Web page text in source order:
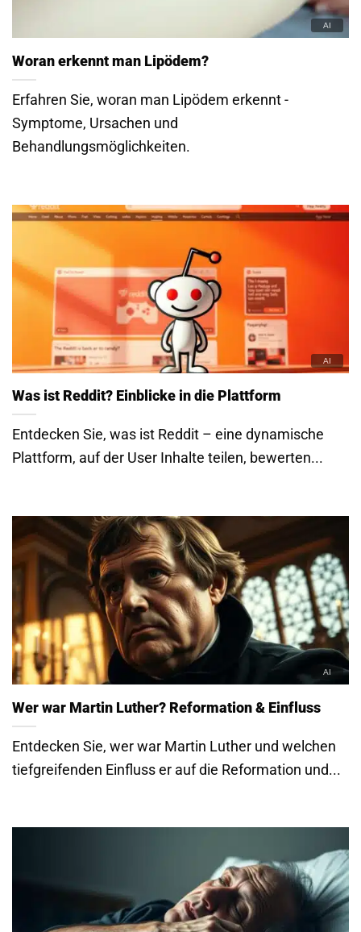
Woran erkennt man Lipödem?
Erfahren Sie, woran man Lipödem erkennt -
Symptome, Ursachen und
Behandlungsmöglichkeiten.
Was ist Reddit? Einblicke in die Plattform
Entdecken Sie, was ist Reddit – eine dynamische
Plattform, auf der User Inhalte teilen, bewerten...
Wer war Martin Luther? Reformation & Einfluss
Entdecken Sie, wer war Martin Luther und welchen
tiefgreifenden Einfluss er auf die Reformation und...